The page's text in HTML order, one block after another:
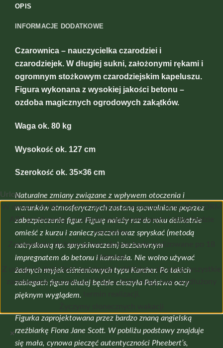
OPIS
INFORMACJE DODATKOWE
Czarownica – nauczycielka czarodziei i
czarodziejek. W długiej sukni, założonymi rękami i
ogromnym stożkowym czarodziejskim kapeluszu.
Figura wykonana z wysokiej jakości betonu –
ozdoba magicznych ogrodowych zakątków.
Waga ok. 80 kg
Wysokość ok. 127 cm
Szerokość ok. 35×36 cm
Naturalne zmiany związane z wpływem otoczenia i
warunków atmosferycznych zostaną spowolnione poprzez
zabezpieczenie figur. Figurę należy raz do roku delikatnie
omieść z kurzu i zanieczyszczeń oraz spryskać (metodą
natryskową np. spryskiwaczem) bezbarwnym
impregnatem do betonu i kamienia. Nie wolno używać
żadnych myjek ciśnieniowych typu Karcher. Po takich
zabiegach figura dłużej będzie cieszyła Państwa oczy
pięknym wyglądem.
Figurka zaprojektowana przez bardzo znaną angielską
rzeźbiarkę Fiona Jane Scott. W pobliżu podstawy znajduje
się mała, cynowa pieczęć autentyczności Pheebert’s,
Urlop
W dniach 01.08.2026-17.08.2026 pracownicy firmy BETFORM
ART przebywają na urlopie wypoczynkowym i sklep będzie
nieczynny.
Zamówienia złożone w tym okresie będę realizowane po 18
sierpnia.
Z uwagi na dużą ilość zamówień i zbliżający się urlop wszystkie
zamówienia złożone od 17 lipca 2026 mogą mieć wydłużony
×